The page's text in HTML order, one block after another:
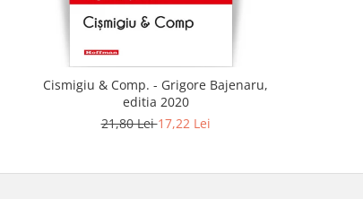
Cismigiu & Comp. - Grigore Bajenaru,
editia 2020
21,80 Lei17,22 Lei